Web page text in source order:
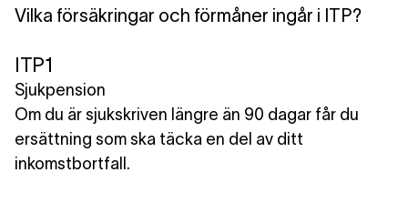
Vilka försäkringar och förmåner ingår i ITP?
ITP1
Sjukpension
Om du är sjukskriven längre än 90 dagar får du
ersättning som ska täcka en del av ditt
inkomstbortfall.